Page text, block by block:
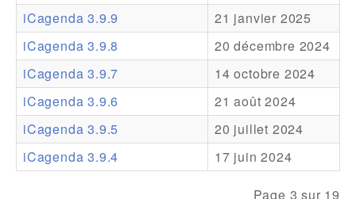
Translation Packs
Support
Forum
Support Pro
iCagenda 3.9.9
21 janvier 2025
iCagenda 3.9.8
20 décembre 2024
iCagenda 3.9.7
14 octobre 2024
iCagenda 3.9.6
21 août 2024
iCagenda 3.9.5
20 juillet 2024
iCagenda 3.9.4
17 juin 2024
Page 3 sur 19